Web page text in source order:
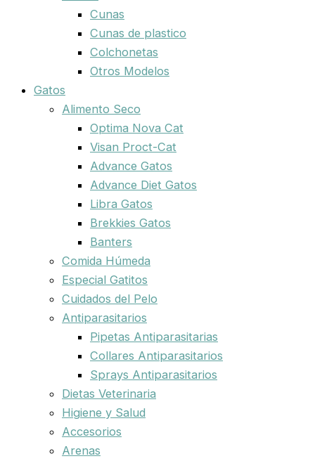
Cunas
Cunas de plastico
Colchonetas
Otros Modelos
Gatos
Alimento Seco
Optima Nova Cat
Visan Proct-Cat
Advance Gatos
Advance Diet Gatos
Libra Gatos
Brekkies Gatos
Banters
Comida Húmeda
Especial Gatitos
Cuidados del Pelo
Antiparasitarios
Pipetas Antiparasitarias
Collares Antiparasitarios
Sprays Antiparasitarios
Dietas Veterinaria
Higiene y Salud
Accesorios
Arenas